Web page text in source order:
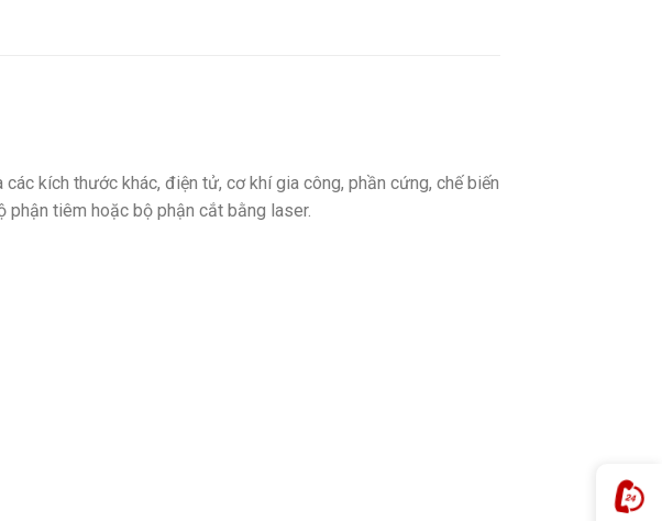
kích thước khác, điện tử, cơ khí gia công, phần cứng, chế biến
phận tiêm hoặc bộ phận cắt bằng laser.